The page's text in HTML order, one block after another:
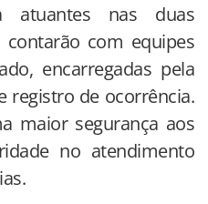
atuantes nas duas
com equipes
encarregadas pela
registro de ocorrência.
maior segurança aos
no atendimento